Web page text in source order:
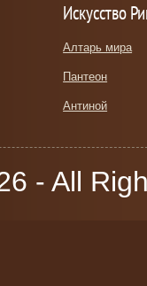
Искусство
Алтарь мира
Пантеон
Антиной
- All